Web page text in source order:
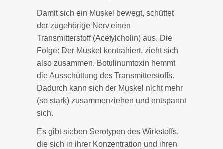
Damit sich ein Muskel bewegt, schüttet
der zugehörige Nerv einen
Transmitterstoff (Acetylcholin) aus. Die
Folge: Der Muskel kontrahiert, zieht sich
also zusammen. Botulinumtoxin hemmt
die Ausschüttung des Transmitterstoffs.
Dadurch kann sich der Muskel nicht mehr
(so stark) zusammenziehen und entspannt
sich.
Es gibt sieben Serotypen des Wirkstoffs,
die sich in ihrer Konzentration und ihren